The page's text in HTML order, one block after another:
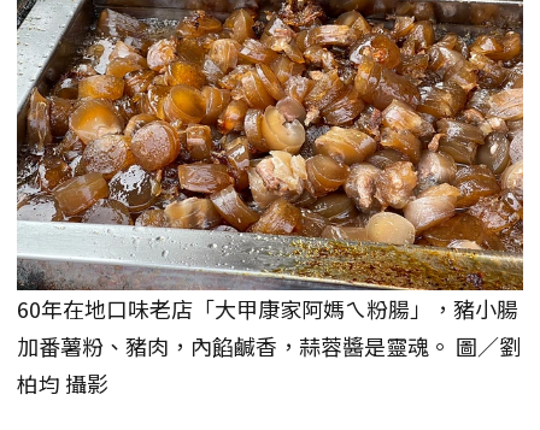
60年在地口味老店「大甲康家阿媽ㄟ粉腸」，豬小腸
加番薯粉、豬肉，內餡鹹香，蒜蓉醬是靈魂。 圖／劉
柏均 攝影